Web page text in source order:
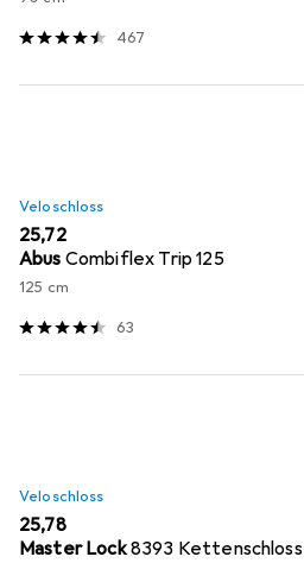
467
Veloschloss
EUR
25,72
Abus Combiflex Trip 125
125 cm
63
Veloschloss
EUR
25,78
Master Lock8393 Kettenschloss